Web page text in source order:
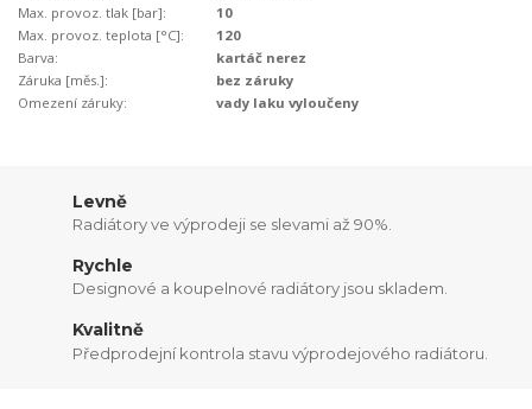
Max. provoz. tlak [bar]:
10
Max. provoz. teplota [°C]:
120
Barva:
kartáč nerez
Záruka [měs.]:
bez záruky
Omezení záruky:
vady laku vyloučeny
Levně
Radiátory ve výprodeji se slevami až 90%.
Rychle
Designové a koupelnové radiátory jsou skladem.
Kvalitně
Předprodejní kontrola stavu výprodejového radiátoru.